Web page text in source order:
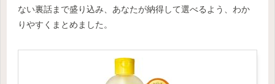
ない裏話まで盛り込み、あなたが納得して選べるよう、わか
りやすくまとめました。